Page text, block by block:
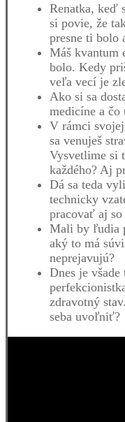
Renatka, keď
si povie, že
presne ti bolo
Máš kvantum
bolo. Kedy
veľa vecí je
Ako si sa
medicíne a čo
V rámci
sa venuješ
Vysvetlime si
každého? Aj
Dá sa teda
technicky
pracovať aj so
Mali by ľudia
aký to má
neprejavujú?
Dnes je
zdravotný
seba uvoľniť?